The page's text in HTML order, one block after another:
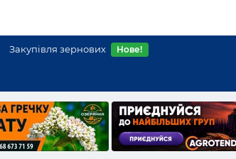
Закупівля зернових Нове!